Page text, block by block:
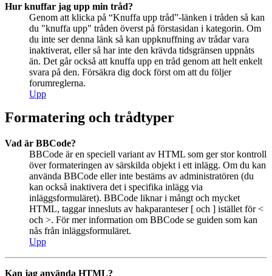
Hur knuffar jag upp min tråd?
Genom att klicka på “Knuffa upp tråd”-länken i tråden så kan
du "knuffa upp" tråden överst på förstasidan i kategorin. Om
du inte ser denna länk så kan uppknuffning av trådar vara
inaktiverat, eller så har inte den krävda tidsgränsen uppnåts
än. Det går också att knuffa upp en tråd genom att helt enkelt
svara på den. Försäkra dig dock först om att du följer
forumreglerna.
Upp
Formatering och trådtyper
Vad är BBCode?
BBCode är en speciell variant av HTML som ger stor kontroll
över formateringen av särskilda objekt i ett inlägg. Om du kan
använda BBCode eller inte bestäms av administratören (du
kan också inaktivera det i specifika inlägg via
inläggsformuläret). BBCode liknar i mångt och mycket
HTML, taggar innesluts av hakparanteser [ och ] istället för <
och >. För mer information om BBCode se guiden som kan
nås från inläggsformuläret.
Upp
Kan jag använda HTML?